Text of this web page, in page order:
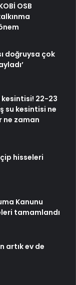
OSB
doğruysa çok
kesintisi! 22-23
su kesintisi ne
ne zaman
hisseleri
Kanunu
tamamlandı
artık ev de